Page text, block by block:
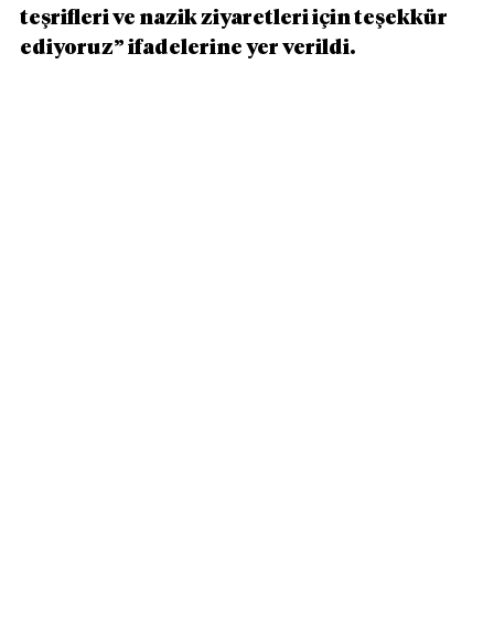
teşrifleri ve nazik ziyaretleri için teşekkür
ediyoruz” ifadelerine yer verildi.